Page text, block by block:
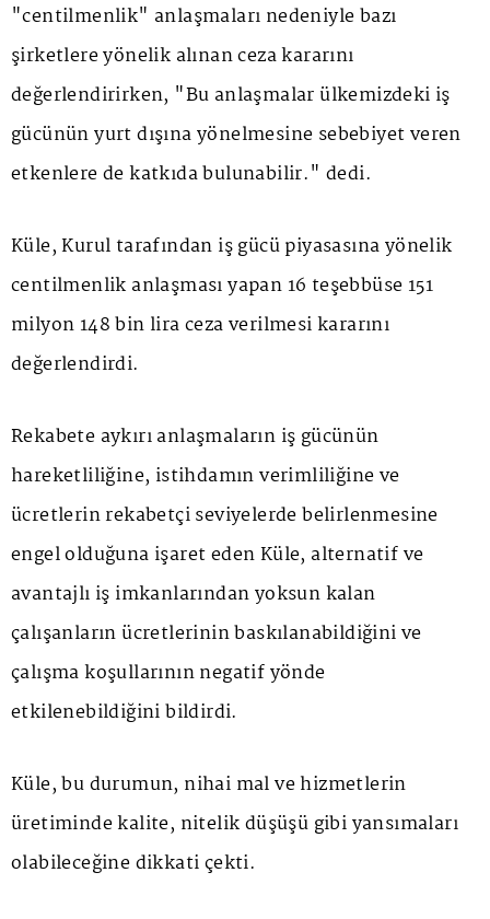
"centilmenlik" anlaşmaları nedeniyle bazı
şirketlere yönelik alınan ceza kararını
değerlendirirken, "Bu anlaşmalar ülkemizdeki iş
gücünün yurt dışına yönelmesine sebebiyet veren
etkenlere de katkıda bulunabilir." dedi.
Küle, Kurul tarafından iş gücü piyasasına yönelik
centilmenlik anlaşması yapan 16 teşebbüse 151
milyon 148 bin lira ceza verilmesi kararını
değerlendirdi.
Rekabete aykırı anlaşmaların iş gücünün
hareketliliğine, istihdamın verimliliğine ve
ücretlerin rekabetçi seviyelerde belirlenmesine
engel olduğuna işaret eden Küle, alternatif ve
avantajlı iş imkanlarından yoksun kalan
çalışanların ücretlerinin baskılanabildiğini ve
çalışma koşullarının negatif yönde
etkilenebildiğini bildirdi.
Küle, bu durumun, nihai mal ve hizmetlerin
üretiminde kalite, nitelik düşüşü gibi yansımaları
olabileceğine dikkati çekti.